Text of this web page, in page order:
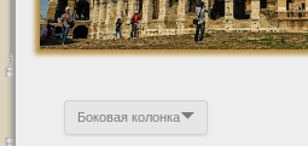
Боковая колонка